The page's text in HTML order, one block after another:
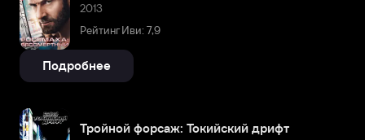
2013
Рейтинг Иви: 7,9
Подробнее
Тройной форсаж: Токийский дрифт